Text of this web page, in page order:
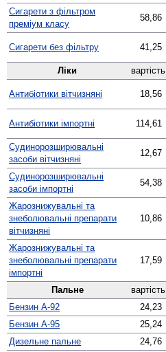
Сигарети з фільтром
преміум класу
58,86
Сигарети без фільтру 41,25
Ліки вартість
Антибіотики вітчизняні 18,56
Антибіотики імпортні 114,61
Судино­розширювальні
засоби вітчизняні
12,67
Судино­розширювальні
засоби імпортні
54,38
Жаро­знижувальні та
знеболювальні препарати
вітчизняні
10,86
Жаро­знижувальні та
знеболювальні препарати
імпортні
17,59
Пальне вартість
Бензин А-92
24,23
Бензин А-95
25,24
Дизельне пальне
24,76